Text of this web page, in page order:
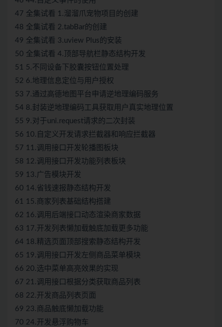
47 全集试看 1.溜溜爪宠物项目的创建
48 全集试看 2.tabBar的创建
49 全集试看 3.uview Plus的安装
50 全集试看 4.顶部导航栏静态结构开发
51 5.不同设备下胶囊按钮位置处理
52 6.地理信息定位与用户授权
53 7.通过高德地图平台申请逆地理编码服务
54 8.封装逆地理编码工具获取用户真实地理位置
55 9.对于uni.request请求的二次封装
56 10.自定义开发请求拦截器和响应拦截器
57 11.调用接口开发轮播图板块
58 12.调用接口开发功能列表板块
59 13.广告模块开发
60 14.省钱速报静态结构开发
61 15.商家列表基础结构搭建
62 16.调用后端接口动态渲染商家数据
63 17.开发列表懒加载触底加载更多功能
64 18.精选页面顶部搜索静态结构开发
65 19.调用接口开发左侧商品菜单模块
66 20.选中菜单高亮效果的实现
67 21.调用接口根据分类获取商品列表
68 22.开发商品列表页面
69 23.商品触底懒加载功能
70 24.开发悬浮购物车